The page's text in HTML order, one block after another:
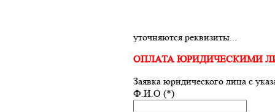
уточняются реквизиты...
ОПЛАТА ЮРИДИЧЕСКИМИ
Заявка юридического лица с
Ф.И.О (*)